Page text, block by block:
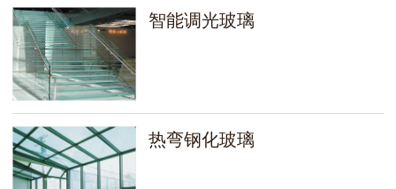
智能调光玻璃
热弯钢化玻璃